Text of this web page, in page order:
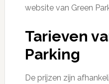
website van Green
Tarieven
Parking
De prijzen zijn